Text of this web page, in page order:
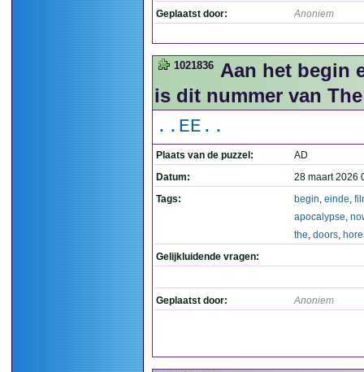
Geplaatst door: Anoniem
1021836 Aan het begin
is dit nummer van
..EE..
Plaats van de puzzel:
AD
Datum:
28 maart 2026
Tags:
begin, einde,
apocalypse,
the, doors,
Gelijkluidende vragen:
Geplaatst door: Anoniem